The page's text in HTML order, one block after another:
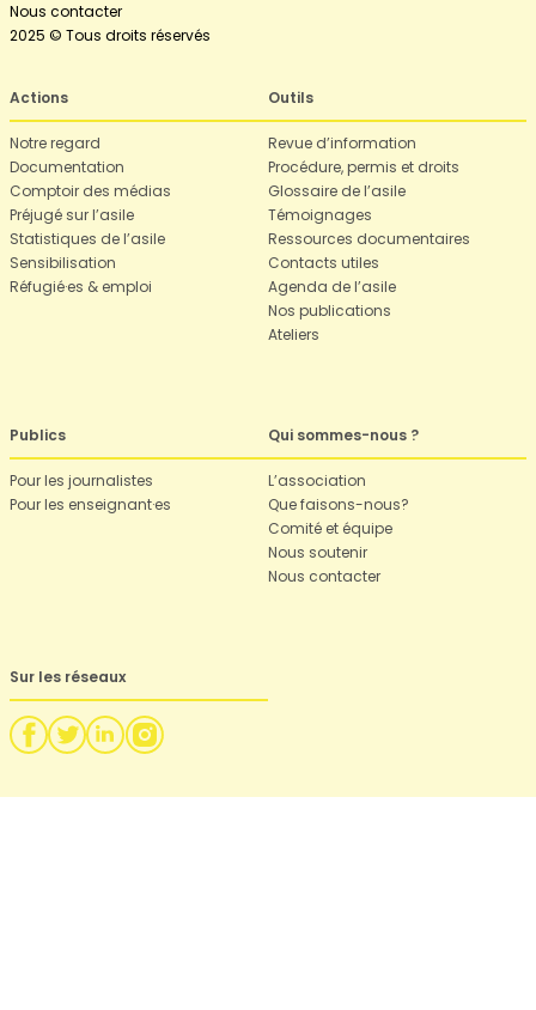
Nous contacter
2025 © Tous droits réservés
Actions
Notre regard
Documentation
Comptoir des médias
Préjugé sur l’asile
Statistiques de l’asile
Sensibilisation
Réfugié·es & emploi
Outils
Revue d’information
Procédure, permis et droits
Glossaire de l’asile
Témoignages
Ressources documentaires
Contacts utiles
Agenda de l’asile
Nos publications
Ateliers
Publics
Pour les journalistes
Pour les enseignant·es
Qui sommes-nous ?
L’association
Que faisons-nous?
Comité et équipe
Nous soutenir
Nous contacter
Sur les réseaux